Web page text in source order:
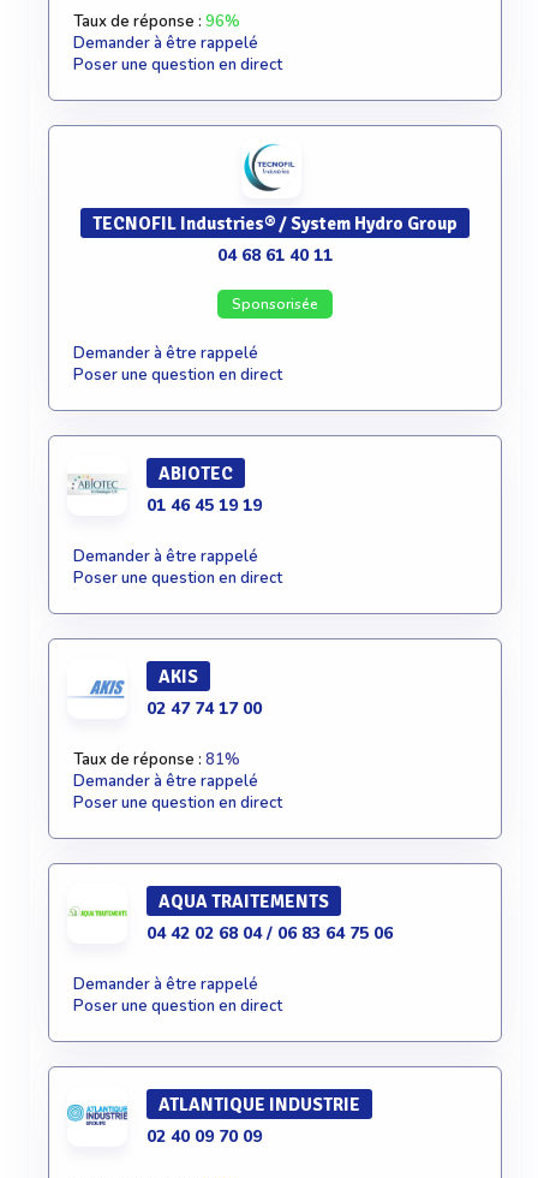
Taux de réponse : 96%
Demander à être rappelé
Poser une question en direct
TECNOFIL Industries® / System Hydro Group
04 68 61 40 11
Sponsorisée
Demander à être rappelé
Poser une question en direct
ABIOTEC
01 46 45 19 19
Demander à être rappelé
Poser une question en direct
AKIS
02 47 74 17 00
Taux de réponse : 81%
Demander à être rappelé
Poser une question en direct
AQUA TRAITEMENTS
04 42 02 68 04 / 06 83 64 75 06
Demander à être rappelé
Poser une question en direct
ATLANTIQUE INDUSTRIE
02 40 09 70 09